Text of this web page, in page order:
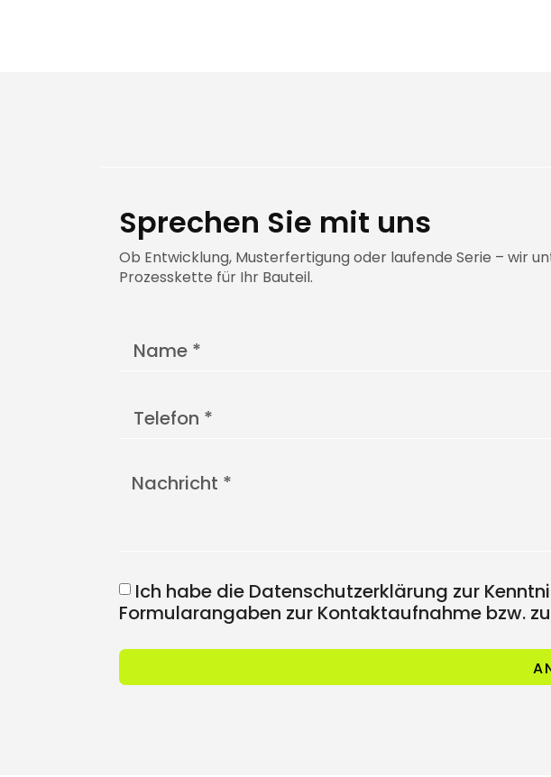
Sprechen Sie mit uns
Ob Entwicklung, Musterfertigung oder laufende Serie – wir
Prozesskette für Ihr Bauteil.
Ich habe die Datenschutzerklärung zur
Formularangaben zur Kontaktaufnahme bzw.